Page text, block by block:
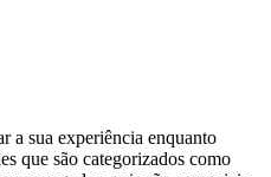
a sua experiência enquanto
que são categorizados como